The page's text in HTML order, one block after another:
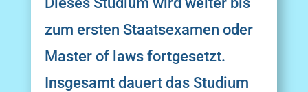
zum ersten Staatsexamen oder
Master of laws fortgesetzt.
Insgesamt dauert das Studium